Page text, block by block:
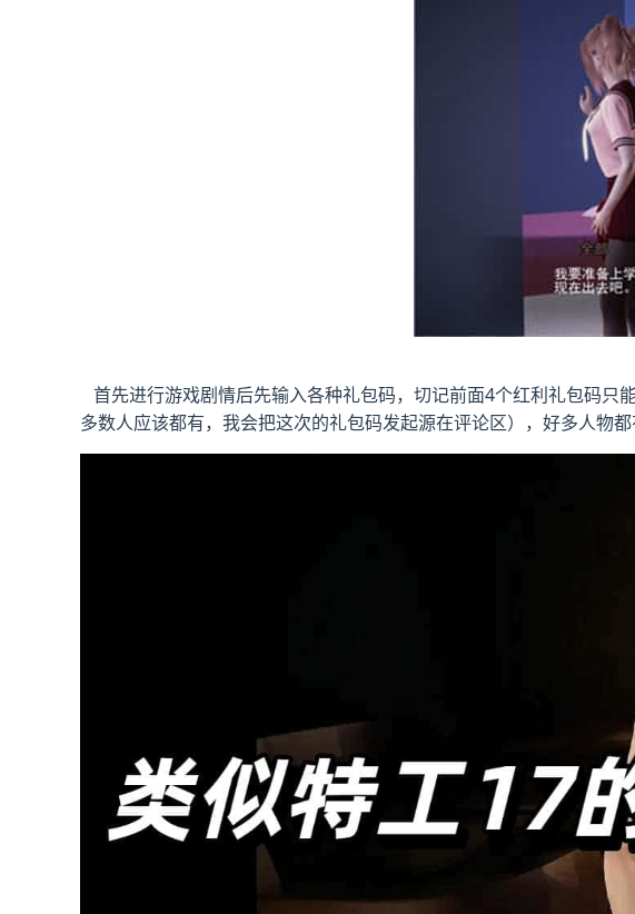
首先进行游戏剧情后先输入各种礼包码，切记前面4个红利礼包码只
多数人应该都有，我会把这次的礼包码发起源在评论区），好多人物